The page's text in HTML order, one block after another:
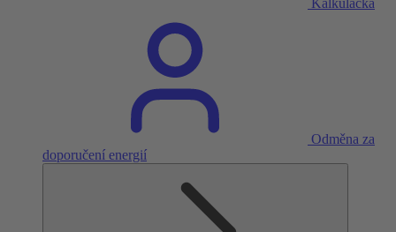
Kalkulačka
Odměna za
doporučení energií